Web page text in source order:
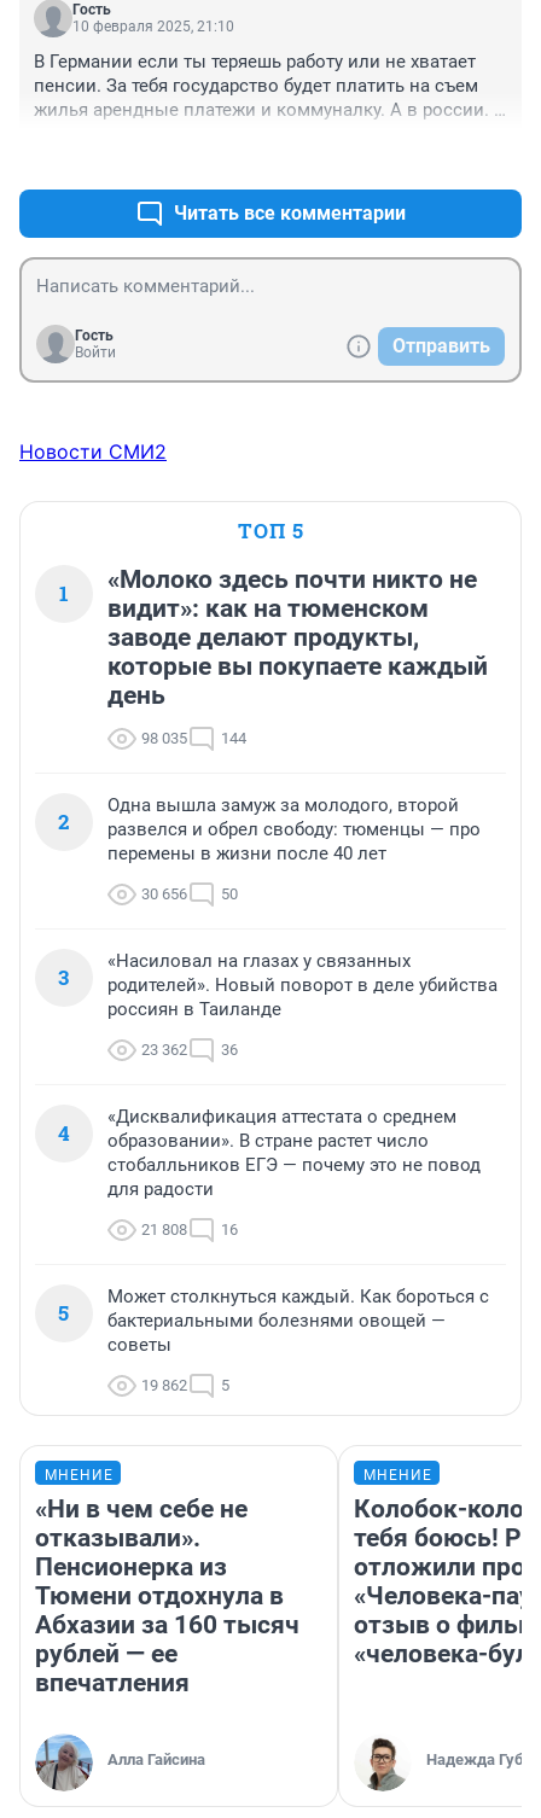
Гость
10 февраля 2025, 21:10
В Германии если ты теряешь работу или не хватает
пенсии. За тебя государство будет платить на съем
жилья арендные платежи и коммуналку. А в россии.
Читать все комментарии
Гость
Войти
Отправить
Новости СМИ2
ТОП 5
1
«Молоко здесь почти никто не
видит»: как на тюменском
заводе делают продукты,
которые вы покупаете каждый
день
98 035 144
2
Одна вышла замуж за молодого, второй
развелся и обрел свободу: тюменцы — про
перемены в жизни после 40 лет
30 656 50
3
«Насиловал на глазах у связанных
родителей». Новый поворот в деле убийства
россиян в Таиланде
23 362 36
4
«Дисквалификация аттестата о среднем
образовании». В стране растет число
стобалльников ЕГЭ — почему это не повод
для радости
21 808 16
5
Может столкнуться каждый. Как бороться с
бактериальными болезнями овощей —
советы
19 862 5
МНЕНИЕ
«Ни в чем себе не
отказывали».
Пенсионерка из
Тюмени отдохнула в
Абхазии за 160 тысяч
рублей — ее
впечатления
Алла Гайсина
МНЕНИЕ
Колобок-
тебя боюсь!
отложили
«Человека-
отзыв о
«человека-
Надежда